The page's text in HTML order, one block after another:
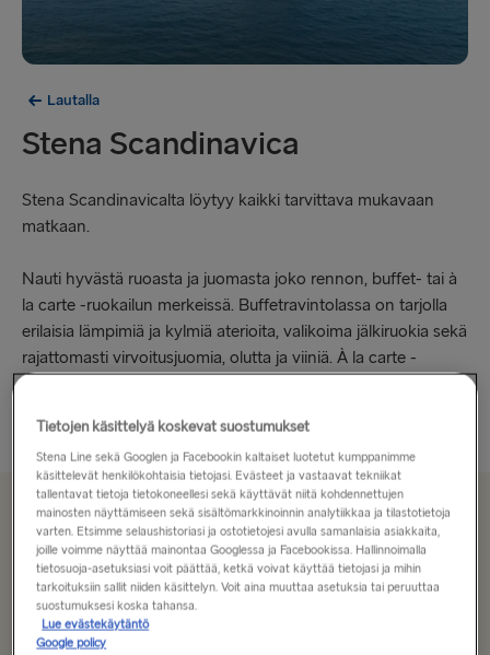
Lautalla
Stena Scandinavica
Stena Scandinavicalta löytyy kaikki tarvittava mukavaan
matkaan.
Nauti hyvästä ruoasta ja juomasta joko rennon, buffet- tai à
la carte -ruokailun merkeissä. Buffetravintolassa on tarjolla
erilaisia lämpimiä ja kylmiä aterioita, valikoima jälkiruokia sekä
rajattomasti virvoitusjuomia, olutta ja viiniä. À la carte -
ravintolassa...
Lue lisää
Alkaen 191.10€
, menomatkasta autolle, kuljettajalle ja hytti
Reitti
Tietojen käsittelyä koskevat suostumukset
Stena Line sekä Googlen ja Facebookin kaltaiset luotetut kumppanimme
käsittelevät henkilökohtaisia tietojasi. Evästeet ja vastaavat tekniikat
tallentavat tietoja tietokoneellesi sekä käyttävät niitä kohdennettujen
mainosten näyttämiseen sekä sisältömarkkinoinnin analytiikkaa ja tilastotietoja
varten. Etsimme selaushistoriasi ja ostotietojesi avulla samanlaisia asiakkaita,
joille voimme näyttää mainontaa Googlessa ja Facebookissa. Hallinnoimalla
tietosuoja-asetuksiasi voit päättää, ketkä voivat käyttää tietojasi ja mihin
tarkoituksiin sallit niiden käsittelyn. Voit aina muuttaa asetuksia tai peruuttaa
suostumuksesi koska tahansa.
Lue evästekäytäntö
Google policy